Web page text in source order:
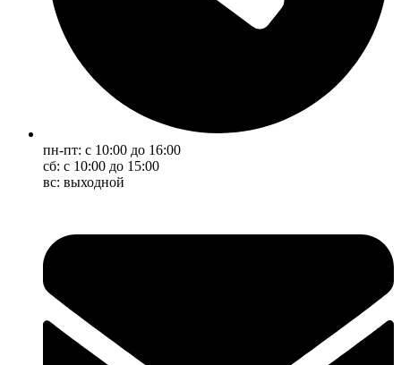
пн-пт: с 10:00 до 16:00
сб: с 10:00 до 15:00
вс: выходной